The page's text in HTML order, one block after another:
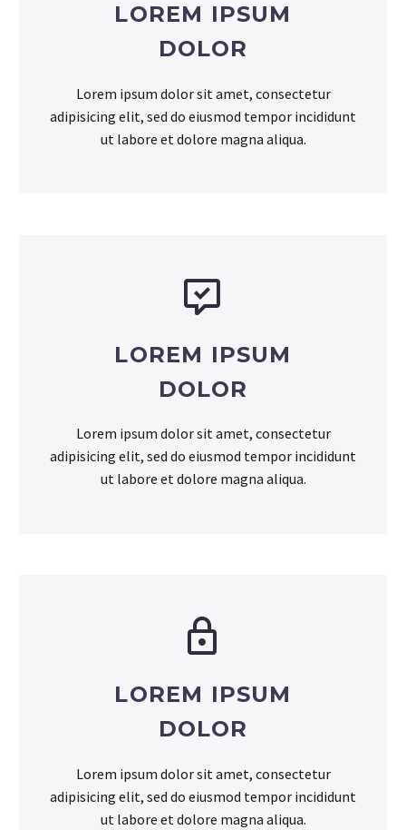
LOREM IPSUM
DOLOR
Lorem ipsum dolor sit amet, consectetur
adipisicing elit, sed do eiusmod tempor incididunt
ut labore et dolore magna aliqua.


LOREM IPSUM
DOLOR
Lorem ipsum dolor sit amet, consectetur
adipisicing elit, sed do eiusmod tempor incididunt
ut labore et dolore magna aliqua.


LOREM IPSUM
DOLOR
Lorem ipsum dolor sit amet, consectetur
adipisicing elit, sed do eiusmod tempor incididunt
ut labore et dolore magna aliqua.